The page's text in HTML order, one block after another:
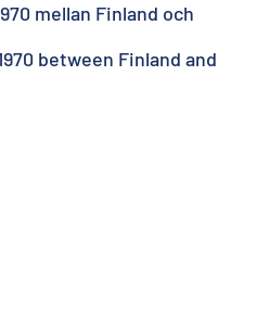
mellan Finland och
between Finland and